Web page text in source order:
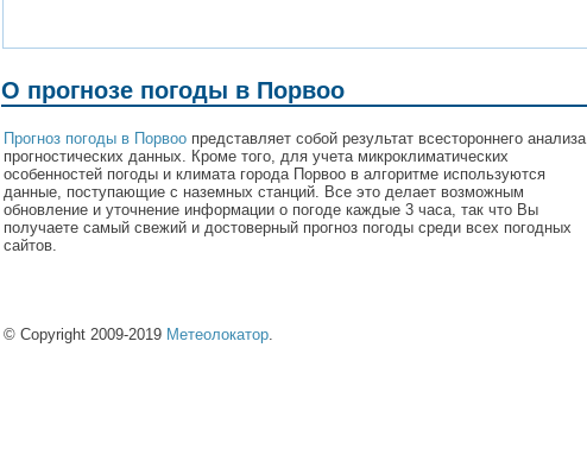
О прогнозе погоды в Порвоо
Прогноз погоды в Порвоо представляет собой результат всестороннего анализа
прогностических данных. Кроме того, для учета микроклиматических
особенностей погоды и климата города Порвоо в алгоритме используются
данные, поступающие с наземных станций. Все это делает возможным
обновление и уточнение информации о погоде каждые 3 часа, так что Вы
получаете самый свежий и достоверный прогноз погоды среди всех погодных
сайтов.
© Copyright 2009-2019 Метеолокатор